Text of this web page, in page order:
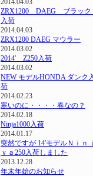
2014.04.03
ZRX1200 DAEG ブラッ
入荷
2014.04.03
ZRX1200 DAEG マウラー
2014.03.02
2014' Z250入荷
2014.03.02
NEW モデルHONDA ダンク
荷
2014.02.23
寒いのに・・・・春なの？
2014.02.18
Ninja1000入荷
2014.01.17
突然ですが 14'モデルＮｉｎ
ｙａ250入荷しました
2013.12.28
年末年始のお知らせ